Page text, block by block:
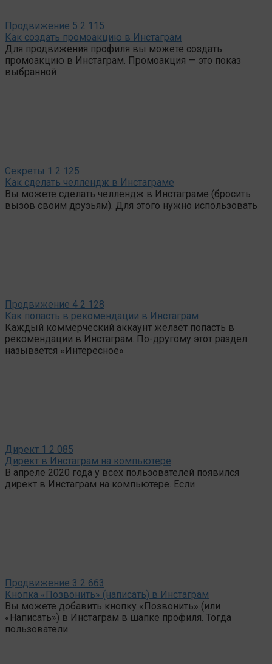
Продвижение 5 2 115
Как создать промоакцию в Инстаграм
Для продвижения профиля вы можете создать
промоакцию в Инстаграм. Промоакция — это показ
выбранной
Секреты 1 2 125
Как сделать челлендж в Инстаграме
Вы можете сделать челлендж в Инстаграме (бросить
вызов своим друзьям). Для этого нужно использовать
Продвижение 4 2 128
Как попасть в рекомендации в Инстаграм
Каждый коммерческий аккаунт желает попасть в
рекомендации в Инстаграм. По-другому этот раздел
называется «Интересное»
Директ 1 2 085
Директ в Инстаграм на компьютере
В апреле 2020 года у всех пользователей появился
директ в Инстаграм на компьютере. Если
Продвижение 3 2 663
Кнопка «Позвонить» (написать) в Инстаграм
Вы можете добавить кнопку «Позвонить» (или
«Написать») в Инстаграм в шапке профиля. Тогда
пользователи